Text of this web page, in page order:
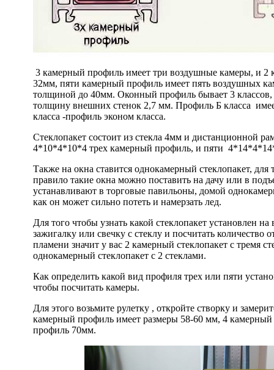
3 камерный профиль имеет три воздушные камеры, и
32мм, пяти камерный профиль имеет пять воздушных
толщиной до 40мм. Оконный профиль бывает 3
толщину внешних стенок 2,7 мм. Профиль Б класса
класса -профиль эконом класса.
Стеклопакет состоит из стекла 4мм и дистанционной
4*10*4*10*4 трех камерный профиль, и пяти
Также на окна ставится однокамерный стеклопакет, для
правило такие окна можно поставить на дачу или в
устанавливают в торговые павильоны, домой
как он может сильно потеть и намерзать лед.
Для того чтобы узнать какой стеклопакет установлен
зажигалку или свечку с стеклу и посчитать
пламени значит у вас 2 камерный стеклопакет с тремя
однокамерный стеклопакет с 2 стеклами.
Как определить какой вид профиля трех или пяти
чтобы посчитать камеры.
Для этого возьмите рулетку , откройте створку и
камерный профиль имеет размеры 58-60 мм, 4
профиль 70мм.